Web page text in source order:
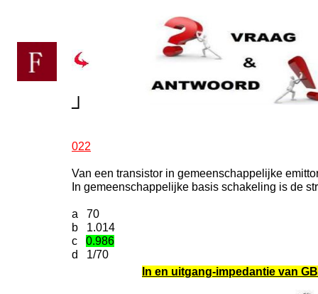
022
Van een transistor in gemeenschappelijke
In gemeenschappelijke basis schakeling is de
a 70
b 1.014
c 0.986
d 1/70
In en uitgang-impedantie van
┘